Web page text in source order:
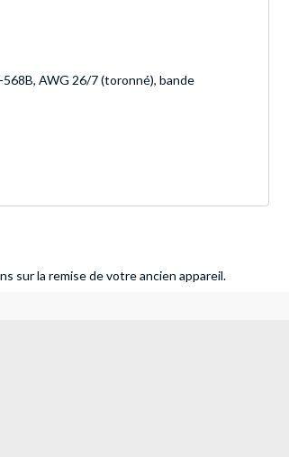
AWG 26/7 (toronné), bande
sur la remise de votre ancien appareil.